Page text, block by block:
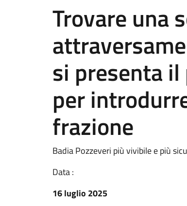
Trovare una
si presenta
per
frazione
Badia Pozzeveri più vivibile e più
Data :
16 luglio 2025